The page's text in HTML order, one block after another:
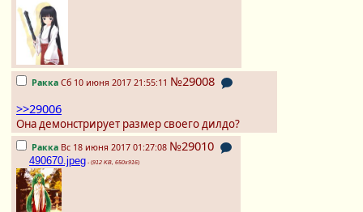
Ракка Сб 10 июня 2017 21:55:11 №29008
>>29006
Она демонстрирует размер своего дилдо?
Ракка Вс 18 июня 2017 01:27:08 №29010
490670.jpeg - (912 KB, 650x916)